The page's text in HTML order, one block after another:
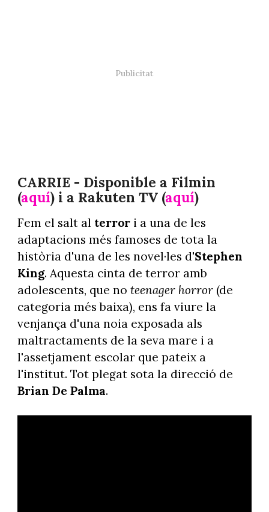
CARRIE - Disponible a Filmin
(aquí) i a Rakuten TV (aquí)
Fem el salt al terrori a una de les
adaptacions més famoses de tota la
història d'una de les novel·les d'Stephen
King. Aquesta cinta de terror amb
adolescents, que no teenager horror(de
categoria més baixa), ens fa viure la
venjança d'una noia exposada als
maltractaments de la seva mare i a
l'assetjament escolar que pateix a
l'institut. Tot plegat sota la direcció de
Brian De Palma.